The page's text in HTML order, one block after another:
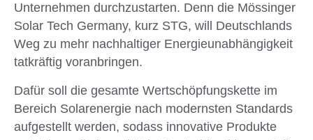
Unternehmen durchzustarten. Denn die Mössinger
Solar Tech Germany, kurz STG, will Deutschlands
Weg zu mehr nachhaltiger Energieunabhängigkeit
tatkräftig voranbringen.
Dafür soll die gesamte Wertschöpfungskette im
Bereich Solarenergie nach modernsten Standards
aufgestellt werden, sodass innovative Produkte